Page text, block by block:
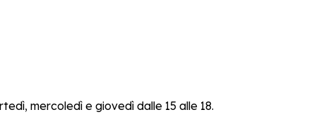
mercoledì e giovedì dalle 15 alle 18.